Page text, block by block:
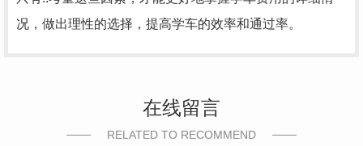
况，做出理性的选择，提高学车的效率和通过率。
在线留言
RELATED TO RECOMMEND